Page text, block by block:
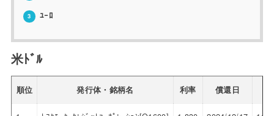
3 ﾕｰﾛ
米ﾄﾞﾙ
順位 発行体・銘柄名 利率 償還日